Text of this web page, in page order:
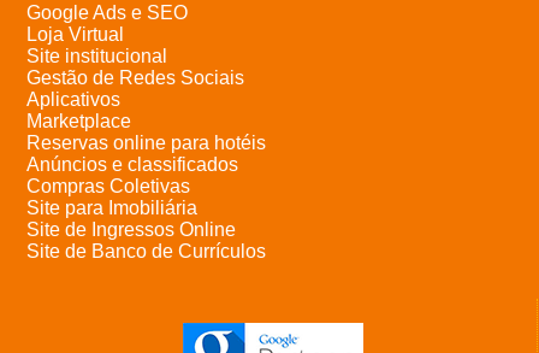
Google Ads e SEO
Loja Virtual
Site institucional
Gestão de Redes Sociais
Aplicativos
Marketplace
Reservas online para hotéis
Anúncios e classificados
Compras Coletivas
Site para Imobiliária
Site de Ingressos Online
Site de Banco de Currículos